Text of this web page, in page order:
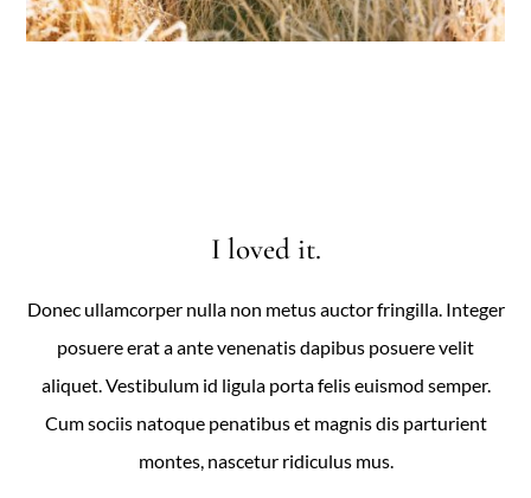
I loved it.
Donec ullamcorper nulla non metus auctor fringilla. Integer
posuere erat a ante venenatis dapibus posuere velit
aliquet. Vestibulum id ligula porta felis euismod semper.
Cum sociis natoque penatibus et magnis dis parturient
montes, nascetur ridiculus mus.